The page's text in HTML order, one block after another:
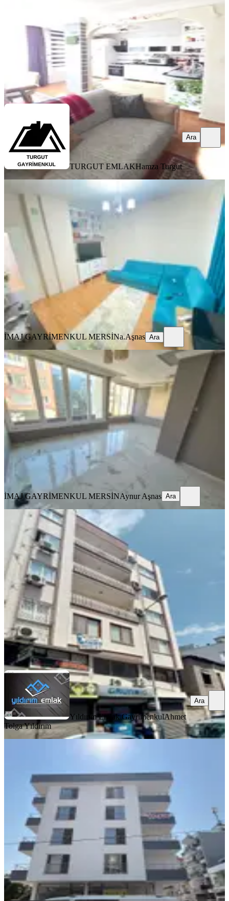
2.550.000 ₺
TURGUT EMLAK Hamza Turgut
Ara
TURGUT EMLAKHamza Turgut
Ara
İmaj Dan Akdeniz Kiremithane De
Tertemiz Full Yapılı Ara Kat 2+1
Satılık
Akdeniz, Kiremithane Mahallesi
2+1·110 m²
1.560.000 ₺
İMAJ GAYRİMENKUL MERSİN a.Aşnas
Ara
İMAJ GAYRİMENKUL MERSİNa.Aşnas Ara
YENİ
İmaj'dan Camişerif Mah'de 2+1 Ful
Yapılı Daire+ofis Olmaya Da Uygun
Akdeniz, Cami Şerif Mahallesi
130 m² ·3. Kat· 08.08.2026
2.190.000 ₺Yatırım Skoru
İMAJ GAYRİMENKUL MERSİN
Ara
İMAJ GAYRİMENKUL MERSİNAynur Aşnas Ara
YENİ
Yıldırım Gayrimenkul'den Mesudiye
Mah. Geniş Ve Ferah Daire
Akdeniz, Mesudiye Mahallesi
3+1·175 m² 1. Kat·08.08.2026
3.500.000 ₺
Yıldırım Emlak GayrimenkulAhmet Tolga Yıldırım
Ara
Yıldırım Emlak GayrimenkulAhmet
Tolga Yıldırım
Ara
Acar Group'tan Mahmudiye Mh Yeni
Akdeniz, Mahmudiye Mahallesi
1+1
07.08.2026
1.850.000 ₺
ACAR İNŞAAT GAYRİMENKUL Fuat Acar
Ara